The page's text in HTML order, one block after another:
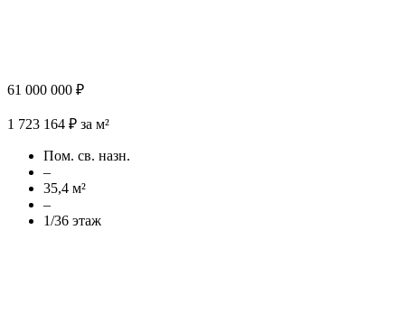
61 000 000 ₽
1 723 164 ₽ за м²
Пом. св. назн.
–
35,4 м²
–
1/36 этаж